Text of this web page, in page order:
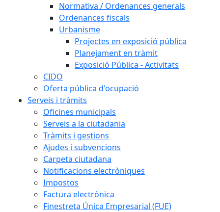
Normativa / Ordenances generals
Ordenances fiscals
Urbanisme
Projectes en exposició pública
Planejament en tràmit
Exposició Pública - Activitats
CIDO
Oferta pública d'ocupació
Serveis i tràmits
Oficines municipals
Serveis a la ciutadania
Tràmits i gestions
Ajudes i subvencions
Carpeta ciutadana
Notificacions electròniques
Impostos
Factura electrònica
Finestreta Única Empresarial (FUE)